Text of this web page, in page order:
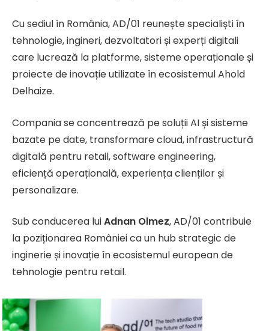
Cu sediul în România, AD/01 reunește specialiști în
tehnologie, ingineri, dezvoltatori și experți digitali
care lucrează la platforme, sisteme operaționale și
proiecte de inovație utilizate în ecosistemul Ahold
Delhaize.
Compania se concentrează pe soluții AI și sisteme
bazate pe date, transformare cloud, infrastructură
digitală pentru retail, software engineering,
eficiență operațională, experiența clienților și
personalizare.
Sub conducerea luiAdnan Olmez, AD/01 contribuie
la poziționarea României ca un hub strategic de
inginerie și inovație în ecosistemul european de
tehnologie pentru retail.